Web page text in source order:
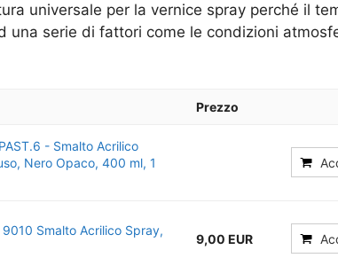
universale per la vernice spray perché il
una serie di fattori come le condizioni
Prezzo
- Smalto Acrilico
Nero Opaco, 400 ml, 1
9010 Smalto Acrilico Spray,
9,00 EUR